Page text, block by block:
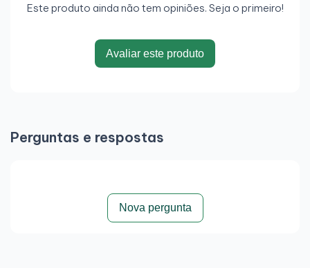
Este produto ainda não tem opiniões. Seja o primeiro!
Avaliar este produto
Perguntas e respostas
Nova pergunta